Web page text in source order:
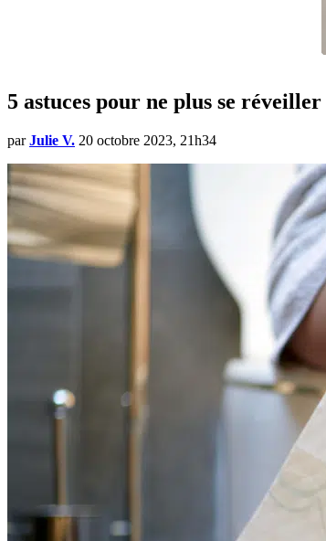
5 astuces pour ne plus se
par Julie V. 20 octobre 2023, 21h34